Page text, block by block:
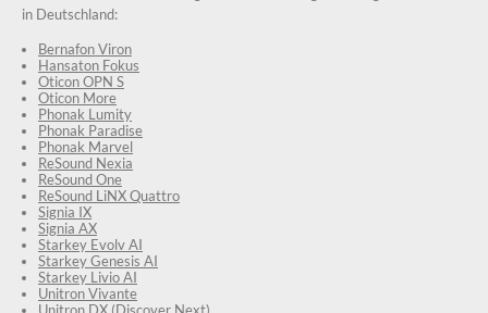
in Deutschland:
Bernafon Viron
Hansaton Fokus
Oticon OPN S
Oticon More
Phonak Lumity
Phonak Paradise
Phonak Marvel
ReSound Nexia
ReSound One
ReSound LiNX Quattro
Signia IX
Signia AX
Starkey Evolv AI
Starkey Genesis AI
Starkey Livio AI
Unitron Vivante
Unitron DX (Discover Next)